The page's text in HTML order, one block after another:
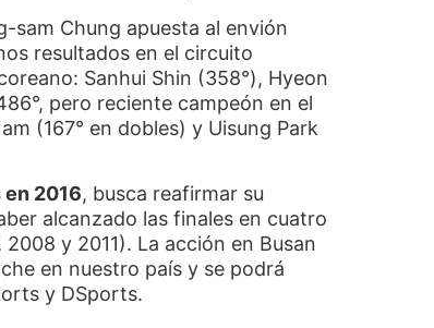
sam Chung apuesta al envión
resultados en el circuito
Sanhui Shin (358°), Hyeon
pero reciente campeón en el
(167° en dobles) y Uisung Park
en 2016, busca reafirmar su
alcanzado las finales en cuatro
y 2011). La acción en Busan
en nuestro país y se podrá
y DSports.